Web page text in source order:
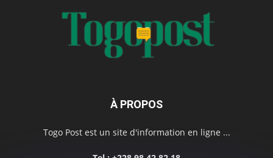
À PROPOS
Togo Post est un site d'information en ligne ...